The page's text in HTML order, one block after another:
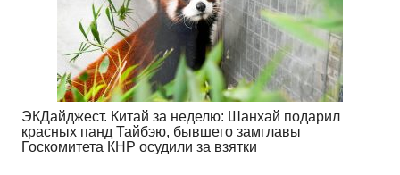
ЭКДайджест. Китай за неделю: Шанхай подарил
красных панд Тайбэю, бывшего замглавы
Госкомитета КНР осудили за взятки